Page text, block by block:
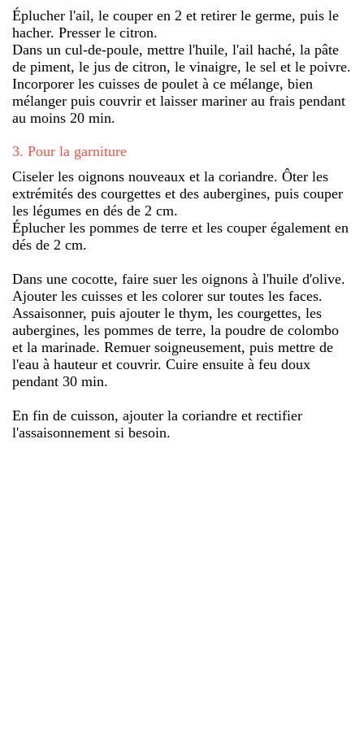
Éplucher l'ail, le couper en 2 et retirer le germe, puis le
hacher. Presser le citron.
Dans un cul-de-poule, mettre l'huile, l'ail haché, la pâte
de piment, le jus de citron, le vinaigre, le sel et le poivre.
Incorporer les cuisses de poulet à ce mélange, bien
mélanger puis couvrir et laisser mariner au frais pendant
au moins 20 min.
3. Pour la garniture
Ciseler les oignons nouveaux et la coriandre. Ôter les
extrémités des courgettes et des aubergines, puis couper
les légumes en dés de 2 cm.
Éplucher les pommes de terre et les couper également en
dés de 2 cm.
Dans une cocotte, faire suer les oignons à l'huile d'olive.
Ajouter les cuisses et les colorer sur toutes les faces.
Assaisonner, puis ajouter le thym, les courgettes, les
aubergines, les pommes de terre, la poudre de colombo
et la marinade. Remuer soigneusement, puis mettre de
l'eau à hauteur et couvrir. Cuire ensuite à feu doux
pendant 30 min.
En fin de cuisson, ajouter la coriandre et rectifier
l'assaisonnement si besoin.